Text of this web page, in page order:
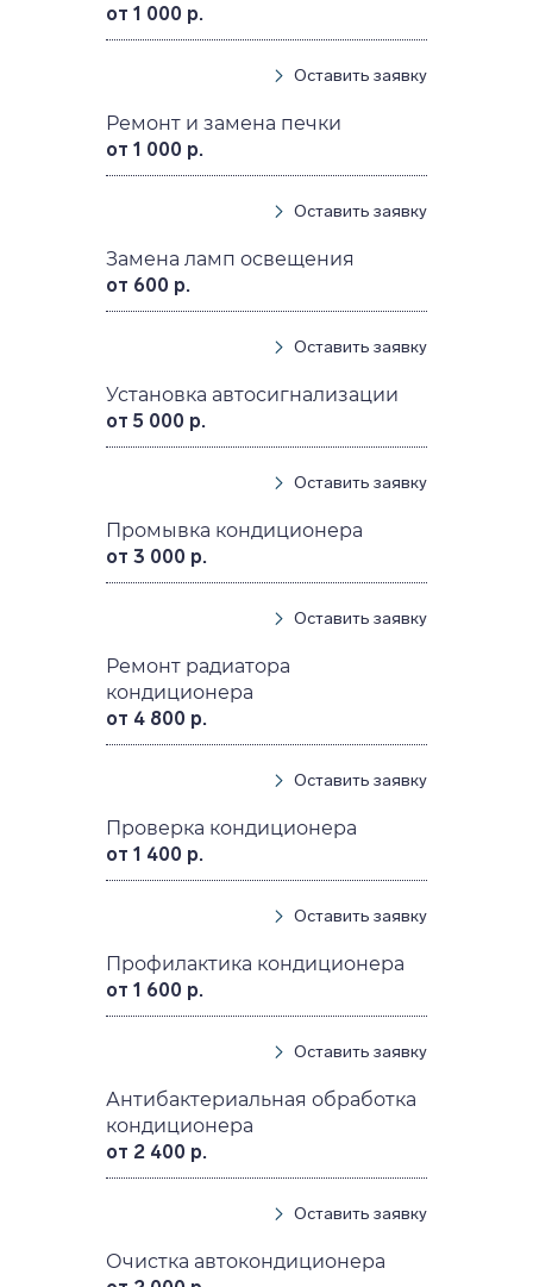
от 1 000 р.
Оставить заявку
Ремонт и замена печки
от 1 000 р.
Оставить заявку
Замена ламп освещения
от 600 р.
Оставить заявку
Установка автосигнализации
от 5 000 р.
Оставить заявку
Промывка кондиционера
от 3 000 р.
Оставить заявку
Ремонт радиатора
кондиционера
от 4 800 р.
Оставить заявку
Проверка кондиционера
от 1 400 р.
Оставить заявку
Профилактика кондиционера
от 1 600 р.
Оставить заявку
Антибактериальная обработка
кондиционера
от 2 400 р.
Оставить заявку
Очистка автокондиционера